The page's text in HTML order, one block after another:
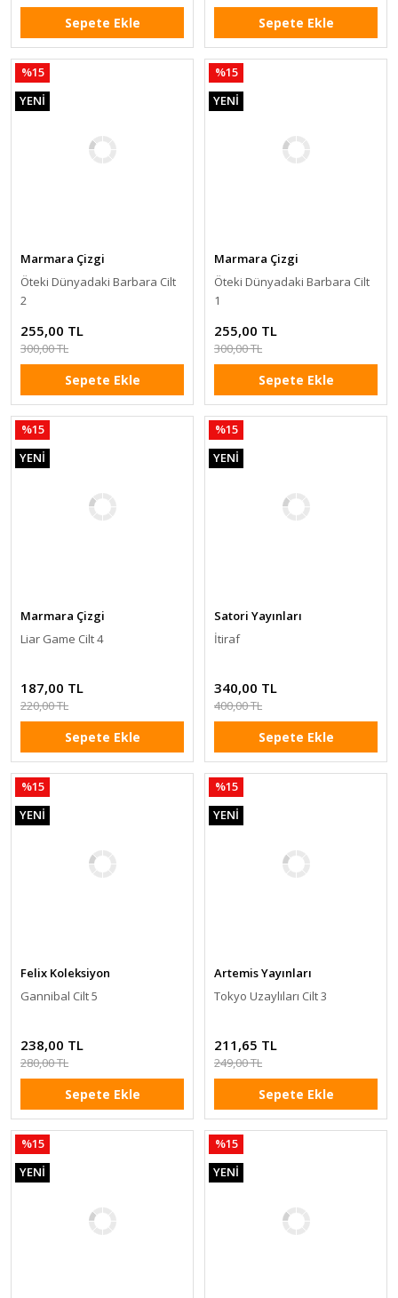
Sepete Ekle Sepete Ekle
%15
YENİ
Marmara Çizgi
Öteki Dünyadaki Barbara Cilt
2
255,00 TL
300,00 TL
Sepete Ekle
%15
YENİ
Marmara Çizgi
Öteki Dünyadaki Barbara Cilt
1
255,00 TL
300,00 TL
Sepete Ekle
%15
YENİ
Marmara Çizgi
Liar Game Cilt 4
187,00 TL
220,00 TL
Sepete Ekle
%15
YENİ
Satori Yayınları
İtiraf
340,00 TL
400,00 TL
Sepete Ekle
%15
YENİ
Felix Koleksiyon
Gannibal Cilt 5
238,00 TL
280,00 TL
Sepete Ekle
%15
YENİ
Artemis Yayınları
Tokyo Uzaylıları Cilt 3
211,65 TL
249,00 TL
Sepete Ekle
%15
YENİ
%15
YENİ